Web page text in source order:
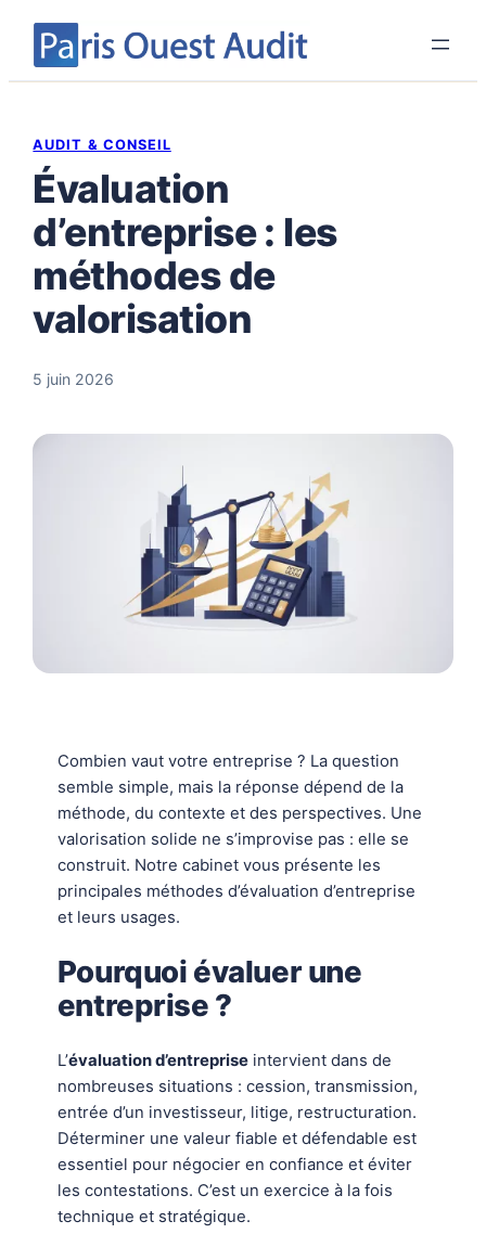
Aller
contenu
AUDIT & CONSEIL
Évaluation
d’entreprise : les
méthodes de
valorisation
5 juin 2026
Combien vaut votre entreprise ? La question
semble simple, mais la réponse dépend de la
méthode, du contexte et des perspectives. Une
valorisation solide ne s’improvise pas : elle se
construit. Notre cabinet vous présente les
principales méthodes d’évaluation d’entreprise
et leurs usages.
Pourquoi évaluer une
entreprise ?
L’évaluation d’entrepriseintervient dans de
nombreuses situations : cession, transmission,
entrée d’un investisseur, litige, restructuration.
Déterminer une valeur fiable et défendable est
essentiel pour négocier en confiance et éviter
les contestations. C’est un exercice à la fois
technique et stratégique.